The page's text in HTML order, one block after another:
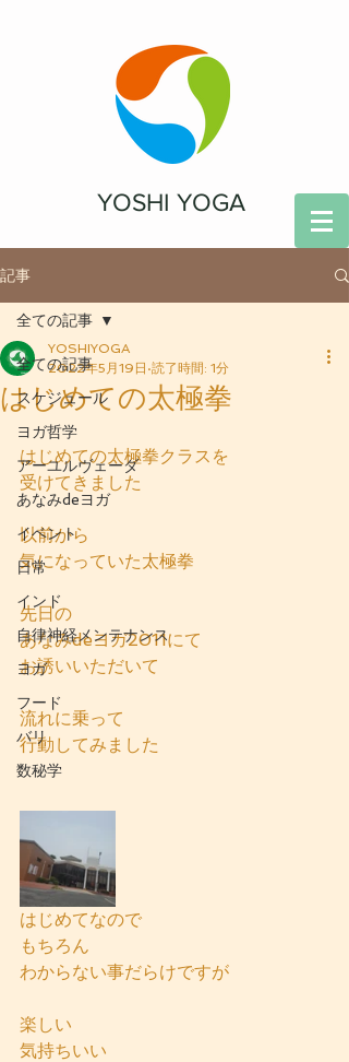
YOSHI YOGA
記事
全ての記事
スケジュール
ヨガ哲学
アーユルヴェーダ
あなみdeヨガ
イベント
日常
インド
自律神経メンテナンス
ヨガ
フード
バリ
数秘学
全ての記事
はじめての太極拳
YOSHIYOGA
2022年5月19日 読了時間: 1分
はじめての太極拳クラスを
受けてきました
以前から
気になっていた太極拳
先日の
あなみdeヨガ2011にて
お誘いいただいて
流れに乗って
行動してみました
はじめてなので
もちろん
わからない事だらけですが
楽しい
気持ちいい